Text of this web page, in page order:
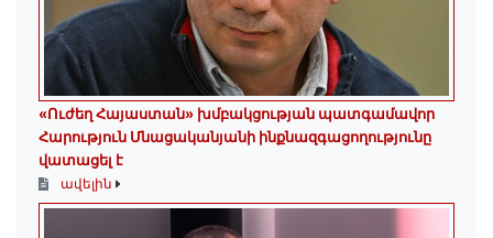
«Ուժեղ Հայաստան» խմբակցության պատգամավոր
Հարություն Մնացականյանի ինքնազգացողությունը
վատացել է
ավելին